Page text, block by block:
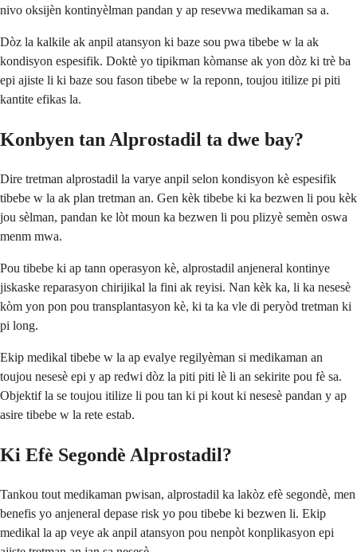
nivo oksijèn kontinyèlman pandan y ap resevwa medikaman sa a.
Dòz la kalkile ak anpil atansyon ki baze sou pwa tibebe w la ak
kondisyon espesifik. Doktè yo tipikman kòmanse ak yon dòz ki trè ba
epi ajiste li ki baze sou fason tibebe w la reponn, toujou itilize pi piti
kantite efikas la.
Konbyen tan Alprostadil ta dwe bay?
Dire tretman alprostadil la varye anpil selon kondisyon kè espesifik
tibebe w la ak plan tretman an. Gen kèk tibebe ki ka bezwen li pou kèk
jou sèlman, pandan ke lòt moun ka bezwen li pou plizyè semèn oswa
menm mwa.
Pou tibebe ki ap tann operasyon kè, alprostadil anjeneral kontinye
jiskaske reparasyon chirijikal la fini ak reyisi. Nan kèk ka, li ka nesesè
kòm yon pon pou transplantasyon kè, ki ta ka vle di peryòd tretman ki
pi long.
Ekip medikal tibebe w la ap evalye regilyèman si medikaman an
toujou nesesè epi y ap redwi dòz la piti piti lè li an sekirite pou fè sa.
Objektif la se toujou itilize li pou tan ki pi kout ki nesesè pandan y ap
asire tibebe w la rete estab.
Ki Efè Segondè Alprostadil?
Tankou tout medikaman pwisan, alprostadil ka lakòz efè segondè, men
benefis yo anjeneral depase risk yo pou tibebe ki bezwen li. Ekip
medikal la ap veye ak anpil atansyon pou nenpòt konplikasyon epi